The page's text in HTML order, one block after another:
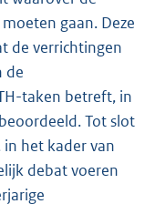
gaan. Deze
de verrichtingen
de
taken betreft, in
Tot slot
het kader van
debat voeren